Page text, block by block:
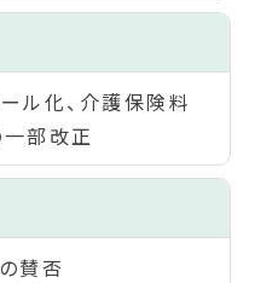
ル化、介護保険料
部改正
賛否